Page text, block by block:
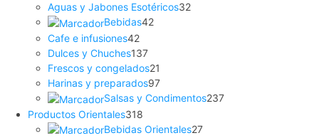
Aguas y Jabones Esotéricos32
Bebidas42
Cafe e infusiones42
Dulces y Chuches137
Frescos y congelados21
Harinas y preparados97
Salsas y Condimentos237
Productos Orientales318
Bebidas Orientales27